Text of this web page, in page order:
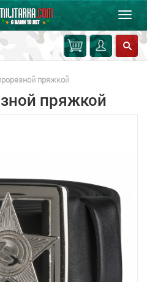
пряжкой
пряжкой